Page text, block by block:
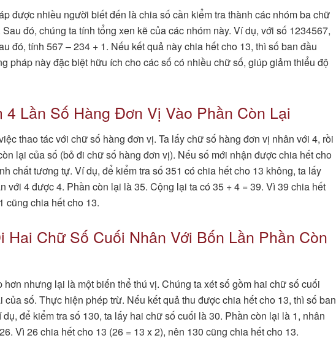
được nhiều người biết đến là chia số cần kiểm tra thành các nhóm ba chữ
đó, chúng ta tính tổng xen kẽ của các nhóm này. Ví dụ, với số 1234567,
đó, tính 567 – 234 + 1. Nếu kết quả này chia hết cho 13, thì số ban đầu
pháp này đặc biệt hữu ích cho các số có nhiều chữ số, giúp giảm thiểu độ
4 Lần Số Hàng Đơn Vị Vào Phần Còn Lại
thao tác với chữ số hàng đơn vị. Ta lấy chữ số hàng đơn vị nhân với 4, rồi
lại của số (bỏ đi chữ số hàng đơn vị). Nếu số mới nhận được chia hết cho
chất tương tự. Ví dụ, để kiểm tra số 351 có chia hết cho 13 không, ta lấy
với 4 được 4. Phần còn lại là 35. Cộng lại ta có 35 + 4 = 39. Vì 39 chia hết
cũng chia hết cho 13.
Hai Chữ Số Cuối Nhân Với Bốn Lần Phần Còn
nhưng lại là một biến thể thú vị. Chúng ta xét số gồm hai chữ số cuối
số. Thực hiện phép trừ. Nếu kết quả thu được chia hết cho 13, thì số ban
để kiểm tra số 130, ta lấy hai chữ số cuối là 30. Phần còn lại là 1, nhân
Vì 26 chia hết cho 13 (26 = 13 x 2), nên 130 cũng chia hết cho 13.